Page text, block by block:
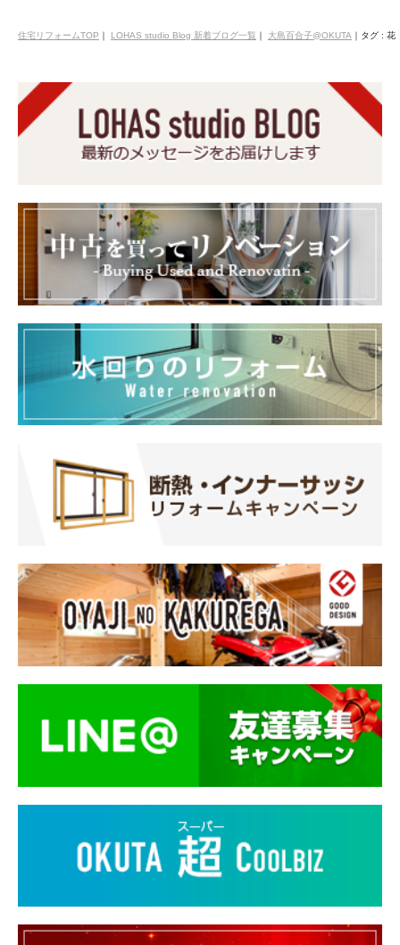
住宅リフォームTOP ｜ LOHAS studio Blog 新着ブログ一覧 ｜ 大島百合子@OKUTA ｜ タグ : 花